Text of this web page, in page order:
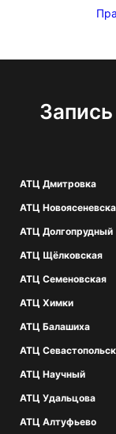
АТЦ Дмитровка
АТЦ
АТЦ Долгопрудный
АТЦ Щёлковская
АТЦ Семеновская
АТЦ Химки
АТЦ Балашиха
АТЦ
АТЦ Научный
АТЦ Удальцова
АТЦ Алтуфьево